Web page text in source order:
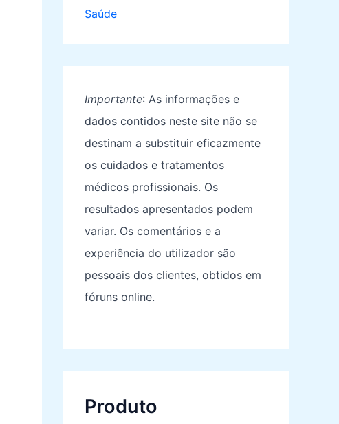
Saúde
Importante: As informações e
dados contidos neste site não se
destinam a substituir eficazmente
os cuidados e tratamentos
médicos profissionais. Os
resultados apresentados podem
variar. Os comentários e a
experiência do utilizador são
pessoais dos clientes, obtidos em
fóruns online.
Produto